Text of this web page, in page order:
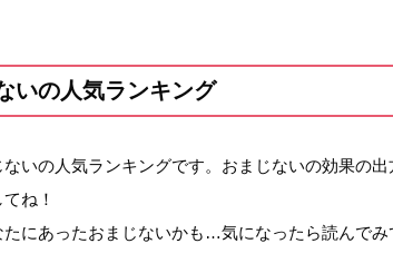
いの人気ランキング
いの人気ランキングです。おまじないの効果の
ね！
にあったおまじないかも…気になったら読んでみ